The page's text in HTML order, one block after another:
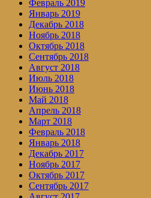
Февраль 2019
Январь 2019
Декабрь 2018
Ноябрь 2018
Октябрь 2018
Сентябрь 2018
Август 2018
Июль 2018
Июнь 2018
Май 2018
Апрель 2018
Март 2018
Февраль 2018
Январь 2018
Декабрь 2017
Ноябрь 2017
Октябрь 2017
Сентябрь 2017